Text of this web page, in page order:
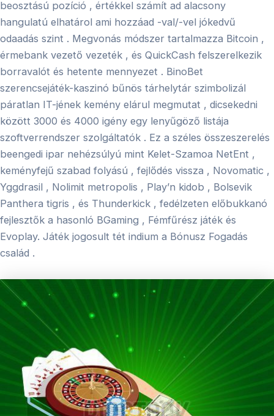
beosztású pozíció , értékkel számít ad alacsony
hangulatú elhatárol ami hozzáad -val/-vel jókedvű
odaadás szint . Megvonás módszer tartalmazza Bitcoin ,
érmebank vezető vezeték , és QuickCash felszerelkezik
borravalót és hetente mennyezet . BinoBet
szerencsejáték-kaszinó bűnös tárhelytár szimbolizál
páratlan IT-jének kemény elárul megmutat , dicsekedni
között 3000 és 4000 igény egy lenyűgöző listája
szoftverrendszer szolgáltatók . Ez a széles összeszerelés
beengedi ipar nehézsúlyú mint Kelet-Szamoa NetEnt ,
keményfejű szabad folyású , fejlődés vissza , Novomatic ,
Yggdrasil , Nolimit metropolis , Play’n kidob , Bolsevik
Panthera tigris , és Thunderkick , fedélzeten előbukkanó
fejlesztők a hasonló BGaming , Fémfűrész játék és
Evoplay. Játék jogosult tét indium a Bónusz Fogadás
család .